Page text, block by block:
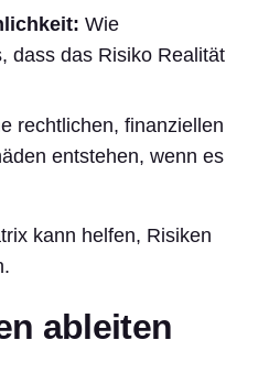
Wie
dass das Risiko Realität
rechtlichen, finanziellen
entstehen, wenn es
kann helfen, Risiken
ableiten